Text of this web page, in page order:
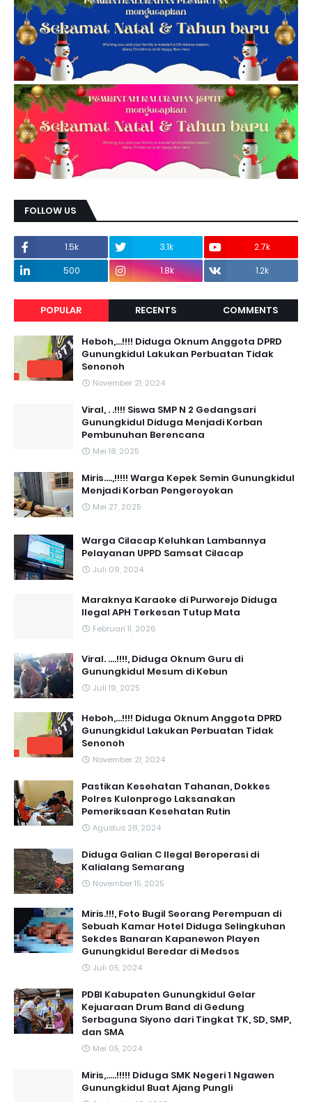
FOLLOW US
1.5k 3.1k
2.7k
500
1.8k 1.2k
POPULAR RECENTS COMMENTS
Heboh,...!!!! Diduga Oknum Anggota DPRD
Gunungkidul Lakukan Perbuatan Tidak
Senonoh
November 21, 2024
Viral, . .!!!! Siswa SMP N 2 Gedangsari
Gunungkidul Diduga Menjadi Korban
Pembunuhan Berencana
Mei 18, 2025
Miris....,!!!!! Warga Kepek Semin Gunungkidul
Menjadi Korban Pengeroyokan
Mei 27, 2025
Warga Cilacap Keluhkan Lambannya
Pelayanan UPPD Samsat Cilacap
Juli 09, 2024
Maraknya Karaoke di Purworejo Diduga
Ilegal APH Terkesan Tutup Mata
Februari 11, 2026
Viral. ....!!!!, Diduga Oknum Guru di
Gunungkidul Mesum di Kebun
Juli 19, 2025
Heboh,...!!!! Diduga Oknum Anggota DPRD
Gunungkidul Lakukan Perbuatan Tidak
Senonoh
November 21, 2024
Pastikan Kesehatan Tahanan, Dokkes
Polres Kulonprogo Laksanakan
Pemeriksaan Kesehatan Rutin
Agustus 28, 2024
Diduga Galian C Ilegal Beroperasi di
Kalialang Semarang
November 15, 2025
Miris.!!!, Foto Bugil Seorang Perempuan di
Sebuah Kamar Hotel Diduga Selingkuhan
Sekdes Banaran Kapanewon Playen
Gunungkidul Beredar di Medsos
Juli 05, 2024
PDBI Kabupaten Gunungkidul Gelar
Kejuaraan Drum Band di Gedung
Serbaguna Siyono dari Tingkat TK, SD, SMP,
dan SMA
Mei 05, 2024
Miris,.....!!!!! Diduga SMK Negeri 1 Ngawen
Gunungkidul Buat Ajang Pungli